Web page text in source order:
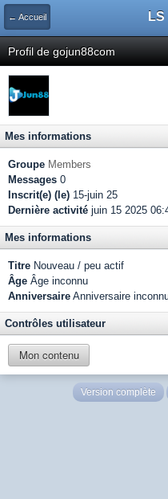
← Accueil
Profil de gojun88com
Mes informations
Groupe Members
Messages 0
Inscrit(e) (le) 15-juin 25
Dernière activité juin 15 2025
Mes informations
Titre Nouveau / peu actif
Âge Âge inconnu
Anniversaire Anniversaire
Contrôles utilisateur
Mon contenu
Version complète